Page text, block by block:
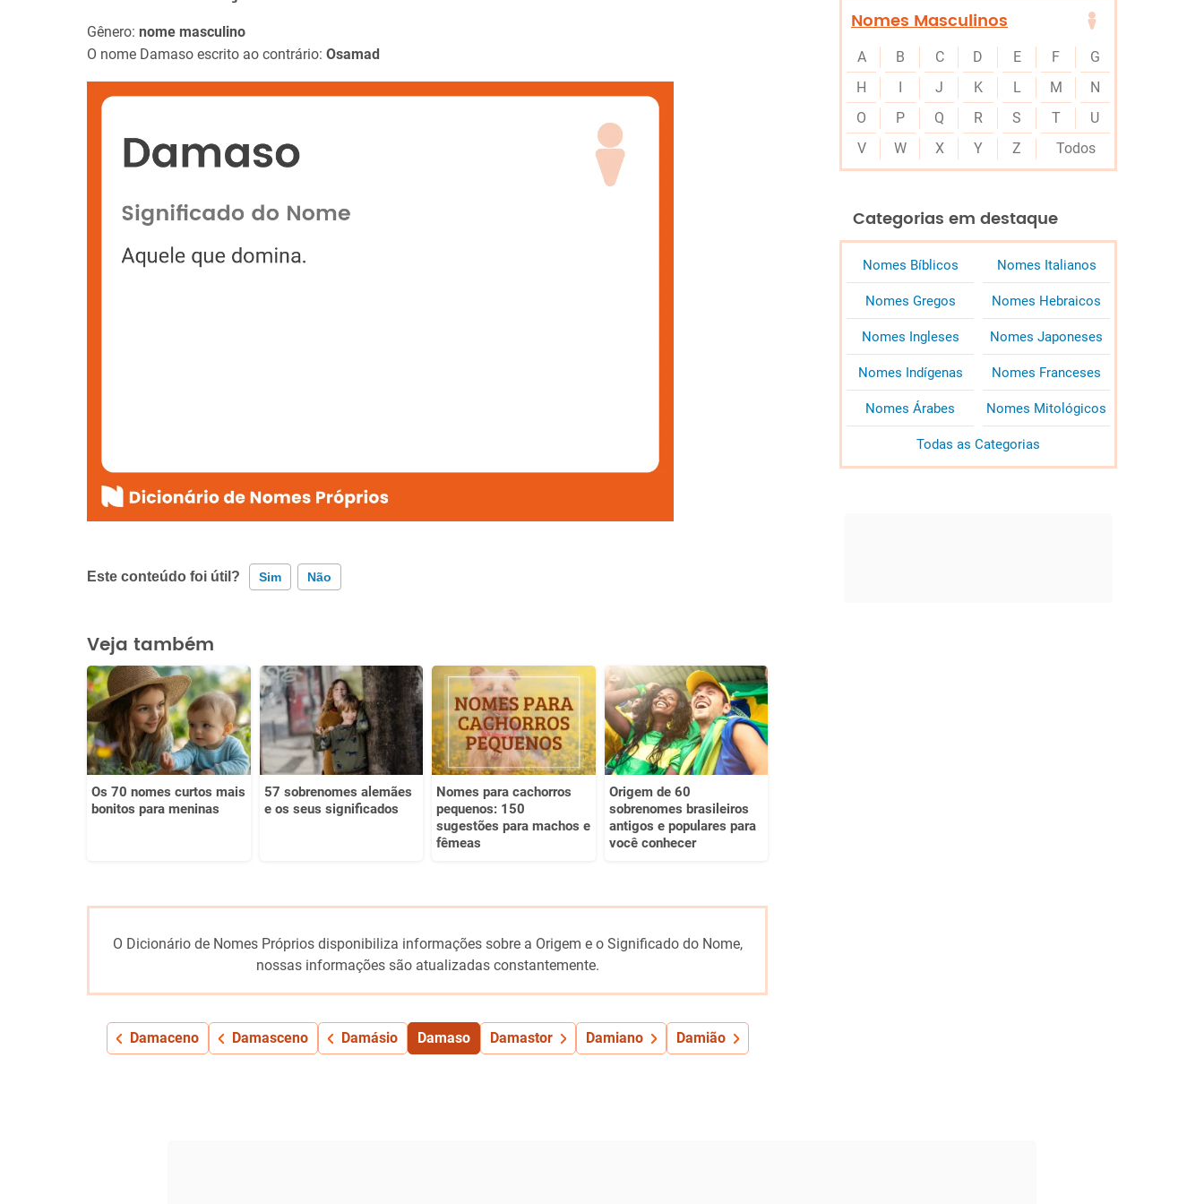
Gênero: nome masculino
O nome Damaso escrito ao contrário: Osamad
Este conteúdo foi útil? Sim Não
Este conteúdo contém informação incorreta
Este conteúdo não tem a informação que procuro
Outro
Veja também
Os 70 nomes curtos mais
bonitos para meninas
57 sobrenomes alemães
e os seus significados
Nomes para cachorros
pequenos: 150
sugestões para machos e
fêmeas
Origem de 60
sobrenomes brasileiros
antigos e populares para
você conhecer
O Dicionário de Nomes Próprios disponibiliza informações sobre a Origem e o Significado do Nome,
nossas informações são atualizadas constantemente.
Damaceno Damasceno Damásio Damaso Damastor Damiano Damião
Nomes Masculinos
A B C D E F
G
H
I J K L M
N
O
P Q R S T
U
V
W X Y Z Todos
Categorias em destaque
Nomes Bíblicos Nomes Italianos
Nomes Gregos Nomes Hebraicos
Nomes Ingleses Nomes Japoneses
Nomes Indígenas Nomes Franceses
Nomes Árabes Nomes Mitológicos
Todas as Categorias